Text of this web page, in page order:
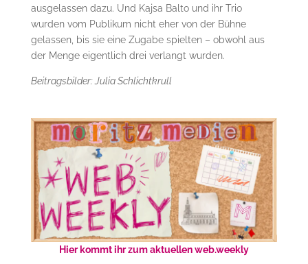
ausgelassen dazu. Und Kajsa Balto und ihr Trio
wurden vom Publikum nicht eher von der Bühne
gelassen, bis sie eine Zugabe spielten – obwohl aus
der Menge eigentlich drei verlangt wurden.
Beitragsbilder: Julia Schlichtkrull
Hier kommt ihr zum aktuellen web.weekly